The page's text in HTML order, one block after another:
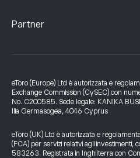
Partner
eToro (Europe) Ltd è autorizzata e
Exchange Commission (CySEC) con
No. C200585. Sede legale: KANIKA
Ilia Germasogeia, 4046 Cyprus
eToro (UK) Ltd è autorizzata e
(FCA) per servizi relativi agli investimenti,
583263. Registrata in Inghilterra con